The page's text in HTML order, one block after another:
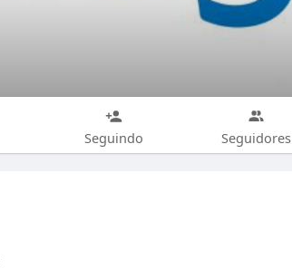
Seguindo Seguidores